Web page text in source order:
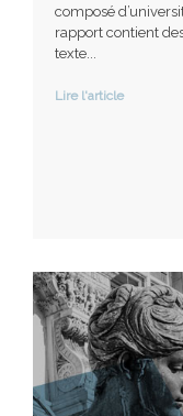
composé
rapport contient
texte...
Lire l'article